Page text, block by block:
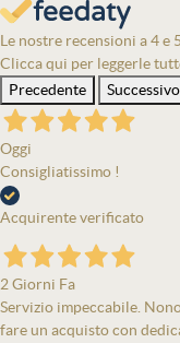
Le nostre recensioni a 4 e
Clicca qui per leggerle
Precedente
Successivo
Oggi
Consigliatissimo !
Acquirente verificato
2 Giorni Fa
Servizio impeccabile.
fare un acquisto con